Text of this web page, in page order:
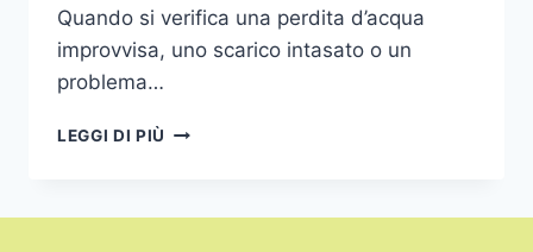
Quando si verifica una perdita d’acqua
improvvisa, uno scarico intasato o un
problema…
LEGGI DI PIÙ IDRAULICO